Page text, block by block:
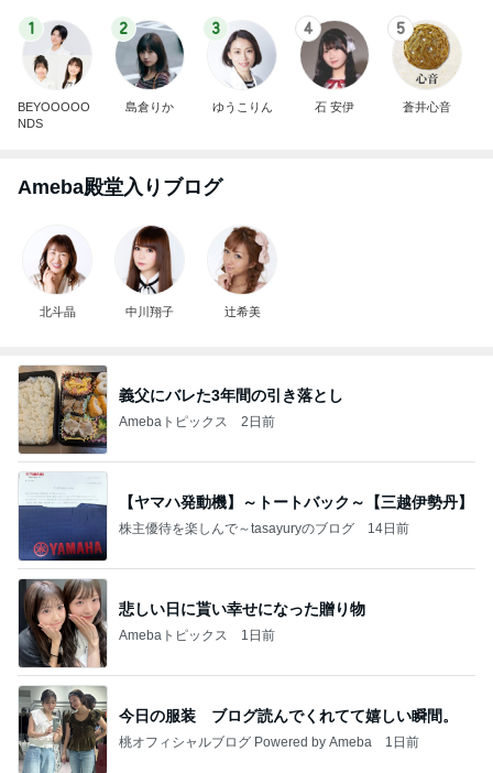
1
BEYOOOOO
NDS
2
島倉りか
3
ゆうこりん
4
石 安伊
5
蒼井心音
Ameba殿堂入りブログ
北斗晶 中川翔子 辻希美
義父にバレた3年間の引き落とし
Amebaトピックス 2日前
【ヤマハ発動機】～トートバック～【三越伊勢丹】
株主優待を楽しんで～tasayuryのブログ 14日前
悲しい日に貰い幸せになった贈り物
Amebaトピックス 1日前
今日の服装 ブログ読んでくれてて嬉しい瞬間。
桃オフィシャルブログ Powered by Ameba 1日前